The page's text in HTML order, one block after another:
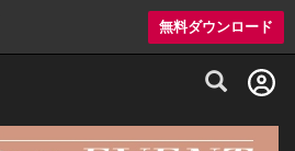
無料ダウンロード
グルメ情報・プレミアムレストラン予約